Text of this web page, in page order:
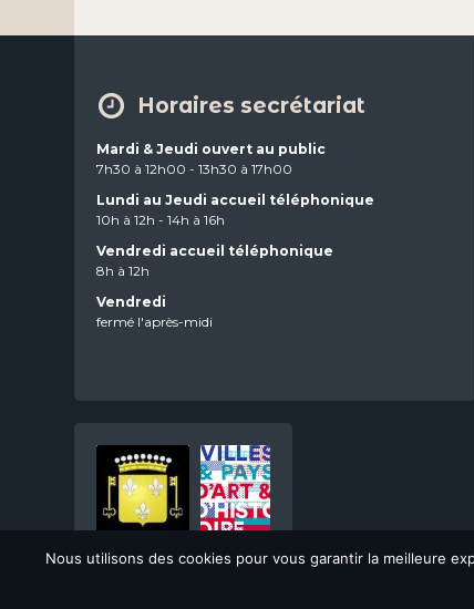
Horaires secrétariat
Mardi & Jeudi ouvert au public
7h30 à 12h00 - 13h30 à 17h00
Lundi au Jeudi accueil téléphonique
10h à 12h - 14h à 16h
Vendredi accueil téléphonique
8h à 12h
Vendredi
fermé l'après-midi
Nous utilisons des cookies pour vous garantir la meilleure